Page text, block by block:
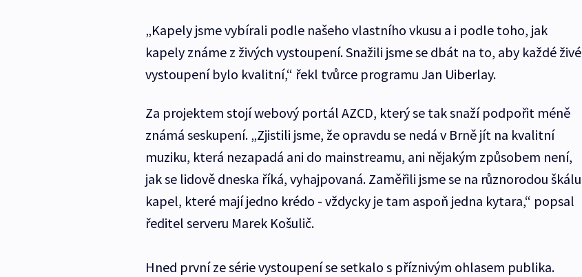
„Kapely jsme vybírali podle našeho vlastního vkusu a i podle toho, jak
kapely známe z živých vystoupení. Snažili jsme se dbát na to, aby každé živé
vystoupení bylo kvalitní,“ řekl tvůrce programu Jan Uiberlay.
Za projektem stojí webový portál AZCD, který se tak snaží podpořit méně
známá seskupení. „Zjistili jsme, že opravdu se nedá v Brně jít na kvalitní
muziku, která nezapadá ani do mainstreamu, ani nějakým způsobem není,
jak se lidově dneska říká, vyhajpovaná. Zaměřili jsme se na různorodou škálu
kapel, které mají jedno krédo - vždycky je tam aspoň jedna kytara,“ popsal
ředitel serveru Marek Košulič.
Hned první ze série vystoupení se setkalo s příznivým ohlasem publika.